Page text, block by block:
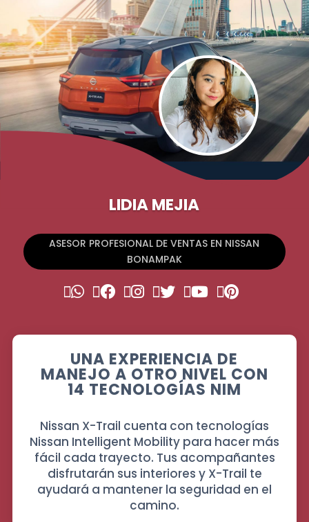
LIDIA MEJIA
ASESOR PROFESIONAL DE VENTAS EN NISSAN
BONAMPAK
UNA EXPERIENCIA DE
MANEJO A OTRO NIVEL CON
14 TECNOLOGÍAS NIM
Nissan X-Trail cuenta con tecnologías
Nissan Intelligent Mobility para hacer más
fácil cada trayecto. Tus acompañantes
disfrutarán sus interiores y X-Trail te
ayudará a mantener la seguridad en el
camino.